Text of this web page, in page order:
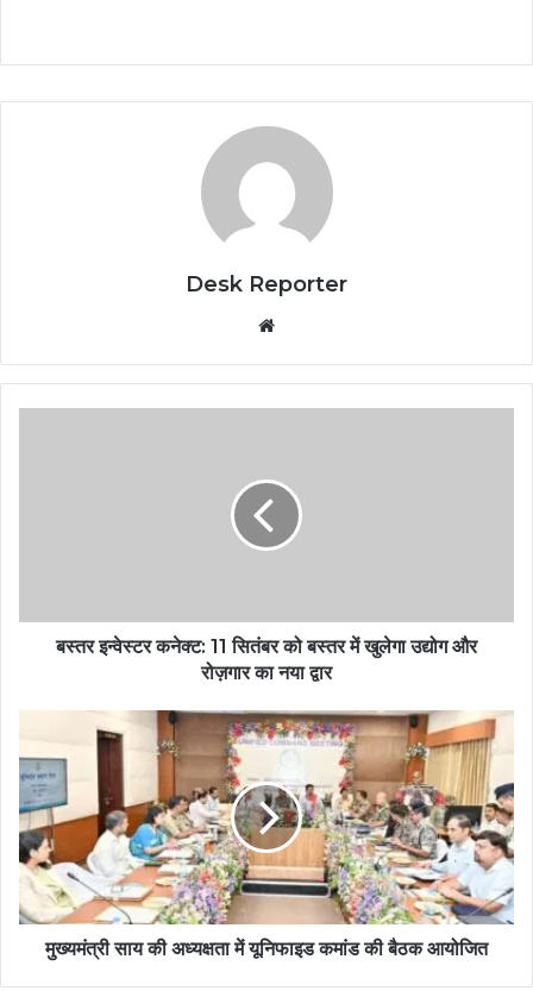
Desk Reporter
बस्तर इन्वेस्टर कनेक्ट: 11 सितंबर को बस्तर में खुलेगा उद्योग और
रोज़गार का नया द्वार
मुख्यमंत्री साय की अध्यक्षता में यूनिफाइड कमांड की बैठक आयोजित